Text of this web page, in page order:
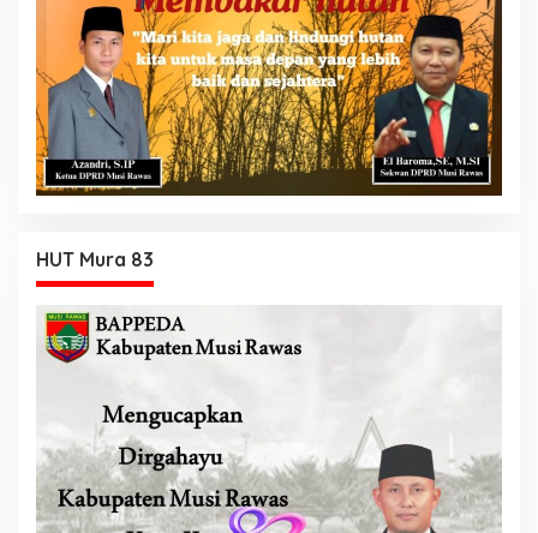
HUT Mura 83